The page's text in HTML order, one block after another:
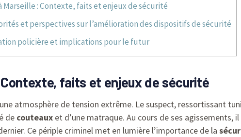
Marseille : Contexte, faits et enjeux de sécurité
et perspectives sur l’amélioration des dispositifs de sécurité
policière et implications pour le futur
faits et enjeux de sécurité
atmosphère de tension extrême. Le suspect, ressortissant
de couteaux et d’une matraque. Au cours de ses agissements,
Ce périple criminel met en lumière l’importance de la